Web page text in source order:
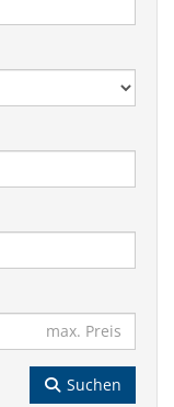
Suchen